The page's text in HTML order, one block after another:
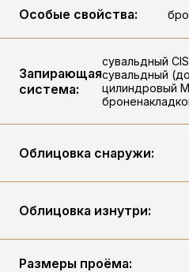
Особые свойства:
Запирающая
система:
сувальдный
сувальдный
цилиндровый
Облицовка снаружи:
Облицовка изнутри:
Размеры проёма: